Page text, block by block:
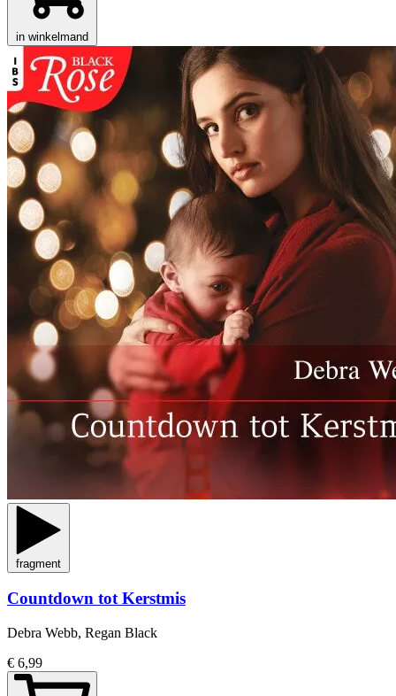
in winkelmand
fragment
Countdown tot Kerstmis
Debra Webb, Regan Black
€ 6,99